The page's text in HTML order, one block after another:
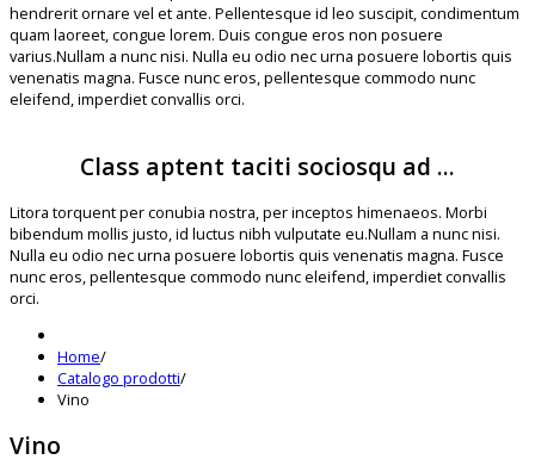
hendrerit ornare vel et ante. Pellentesque id leo suscipit, condimentum
quam laoreet, congue lorem. Duis congue eros non posuere
varius.Nullam a nunc nisi. Nulla eu odio nec urna posuere lobortis quis
venenatis magna. Fusce nunc eros, pellentesque commodo nunc
eleifend, imperdiet convallis orci.
Class aptent taciti sociosqu ad ...
Litora torquent per conubia nostra, per inceptos himenaeos. Morbi
bibendum mollis justo, id luctus nibh vulputate eu.Nullam a nunc nisi.
Nulla eu odio nec urna posuere lobortis quis venenatis magna. Fusce
nunc eros, pellentesque commodo nunc eleifend, imperdiet convallis
orci.
Home/
Catalogo prodotti/
Vino
Vino